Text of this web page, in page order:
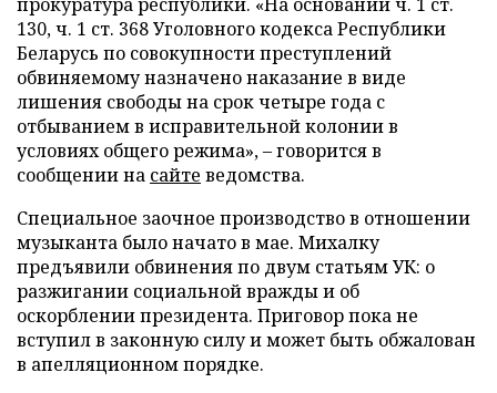
130, ч. 1 ст. 368 Уголовного кодекса Республики
Беларусь по совокупности преступлений
обвиняемому назначено наказание в виде
лишения свободы на срок четыре года с
отбыванием в исправительной колонии в
условиях общего режима», – говорится в
сообщении на сайте ведомства.
Специальное заочное производство в отношении
музыканта было начато в мае. Михалку
предъявили обвинения по двум статьям УК: о
разжигании социальной вражды и об
оскорблении президента. Приговор пока не
вступил в законную силу и может быть обжалован
в апелляционном порядке.